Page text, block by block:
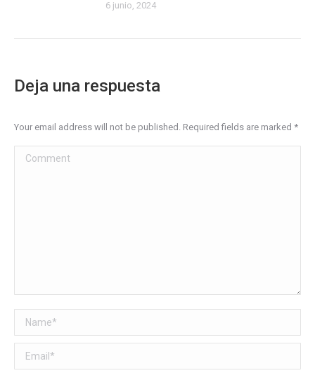
6 junio, 2024
Deja una respuesta
Your email address will not be published. Required fields are marked *
Comment
Name *
Email *